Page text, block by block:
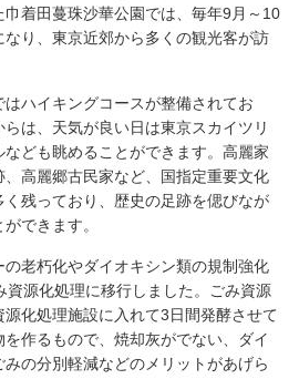
着田蔓珠沙華公園では、毎年9月～10
なり、東京近郊から多くの観光客が訪
ハイキングコースが整備されてお
は、天気が良い日は東京スカイツリ
ども眺めることができます。高麗家
高麗郷古民家など、国指定重要文化
残っており、歴史の足跡を偲びなが
できます。
老朽化やダイオキシン類の規制強化
資源化処理に移行しました。ごみ資源
化処理施設に入れて3日間発酵させて
作るもので、焼却灰がでない、ダイ
の分別軽減などのメリットがあげら